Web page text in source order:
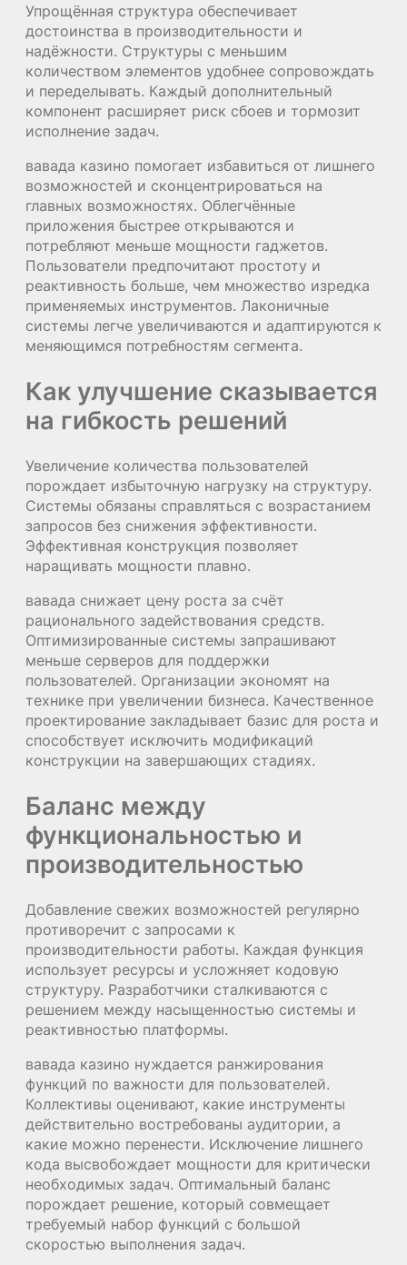
Упрощённая структура обеспечивает
достоинства в производительности и
надёжности. Структуры с меньшим
количеством элементов удобнее сопровождать
и переделывать. Каждый дополнительный
компонент расширяет риск сбоев и тормозит
исполнение задач.
вавада казино помогает избавиться от лишнего
возможностей и сконцентрироваться на
главных возможностях. Облегчённые
приложения быстрее открываются и
потребляют меньше мощности гаджетов.
Пользователи предпочитают простоту и
реактивность больше, чем множество изредка
применяемых инструментов. Лаконичные
системы легче увеличиваются и адаптируются к
меняющимся потребностям сегмента.
Как улучшение сказывается
на гибкость решений
Увеличение количества пользователей
порождает избыточную нагрузку на структуру.
Системы обязаны справляться с возрастанием
запросов без снижения эффективности.
Эффективная конструкция позволяет
наращивать мощности плавно.
вавада снижает цену роста за счёт
рационального задействования средств.
Оптимизированные системы запрашивают
меньше серверов для поддержки
пользователей. Организации экономят на
технике при увеличении бизнеса. Качественное
проектирование закладывает базис для роста и
способствует исключить модификаций
конструкции на завершающих стадиях.
Баланс между
функциональностью и
производительностью
Добавление свежих возможностей регулярно
противоречит с запросами к
производительности работы. Каждая функция
использует ресурсы и усложняет кодовую
структуру. Разработчики сталкиваются с
решением между насыщенностью системы и
реактивностью платформы.
вавада казино нуждается ранжирования
функций по важности для пользователей.
Коллективы оценивают, какие инструменты
действительно востребованы аудитории, а
какие можно перенести. Исключение лишнего
кода высвобождает мощности для критически
необходимых задач. Оптимальный баланс
порождает решение, который совмещает
требуемый набор функций с большой
скоростью выполнения задач.